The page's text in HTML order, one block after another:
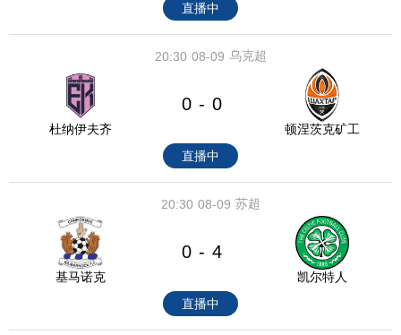
直播中
08-09
20:30 乌克超
杜纳伊夫齐
0 - 0
顿涅茨克矿工
直播中
08-09
20:30 苏超
基马诺克
0 - 4
凯尔特人
直播中